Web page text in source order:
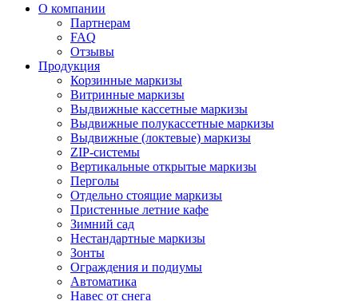
О компании
Партнерам
FAQ
Отзывы
Продукция
Корзинные маркизы
Витринные маркизы
Выдвижные кассетные маркизы
Выдвижные полукассетные маркизы
Выдвижные (локтевые) маркизы
ZIP-системы
Вертикальные открытые маркизы
Перголы
Отдельно стоящие маркизы
Пристенные летние кафе
Зимний сад
Нестандартные маркизы
Зонты
Ограждения и подиумы
Автоматика
Навес от снега